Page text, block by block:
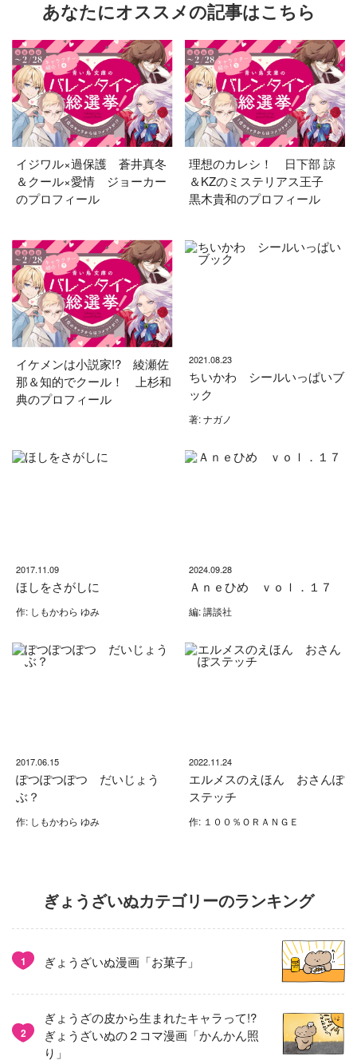
あなたにオススメの記事はこちら
イジワル×過保護 蒼井真冬
＆クール×愛情 ジョーカー
のプロフィール
理想のカレシ！ 日下部 諒
＆KZのミステリアス王子
黒木貴和のプロフィール
イケメンは小説家!? 綾瀬佐
那＆知的でクール！ 上杉和
典のプロフィール
2021.08.23
ちいかわ シールいっぱいブ
ック
著: ナガノ
2017.11.09
ほしをさがしに
作: しもかわら ゆみ
2024.09.28
Ａｎｅひめ ｖｏｌ．１７
編: 講談社
2017.06.15
ぽつぽつぽつ だいじょう
ぶ？
作: しもかわら ゆみ
2022.11.24
エルメスのえほん おさんぽ
ステッチ
作: １００％ＯＲＡＮＧＥ
ぎょうざいぬカテゴリーのランキング
1 ぎょうざいぬ漫画「お菓子」
2
ぎょうざの皮から生まれたキャラって!?
ぎょうざいぬの２コマ漫画「かんかん照
り」